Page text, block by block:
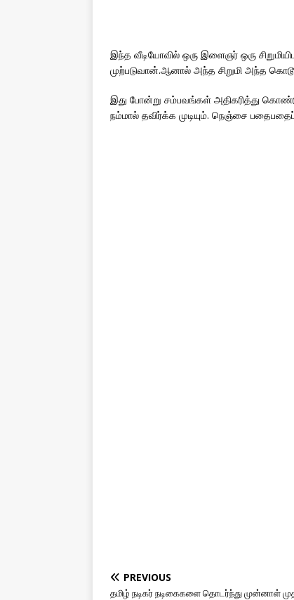
இந்த வீடியோவில் ஒரு இளைஞர் ஒரு
முற்படுவான்.ஆனால் அந்த சிறுமி அந்த
இது போன்று சம்பவங்கள் அதிகரித்து
நம்மால் தவிர்க்க முடியும். நெஞ்சை
PREVIOUS
தமிழ் நடிகர் நடிகைகளை தொடர்ந்து முன்னாள்